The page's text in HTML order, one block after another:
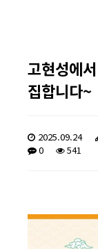
고현성에
집합니다~
2025.09.24
0
541